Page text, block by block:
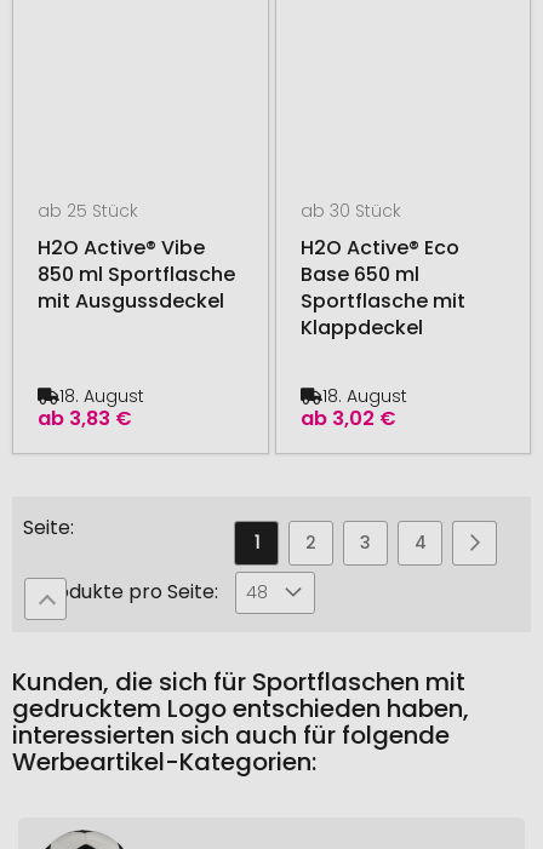
ab 25 Stück
H2O Active® Vibe
850 ml Sportflasche
mit Ausgussdeckel
ab 3,83 €
18. August
ab 30 Stück
H2O Active® Eco
Base 650 ml
Sportflasche mit
Klappdeckel
ab 3,02 €
18. August
Seite
Sie
lesen
gerade
Seite
1 Seite
2 Seite
3 Seite
4 Seite
5
Produkte pro Seite: 48
Kunden, die sich für Sportflaschen mit
gedrucktem Logo entschieden haben,
interessierten sich auch für folgende
Werbeartikel-Kategorien: